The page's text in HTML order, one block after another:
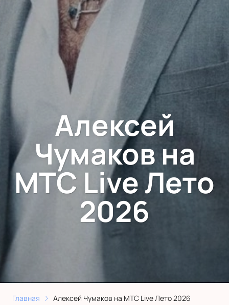
Алексей
Чумаков на
МТС Live Лето
2026
Главная Алексей Чумаков на МТС Live Лето 2026